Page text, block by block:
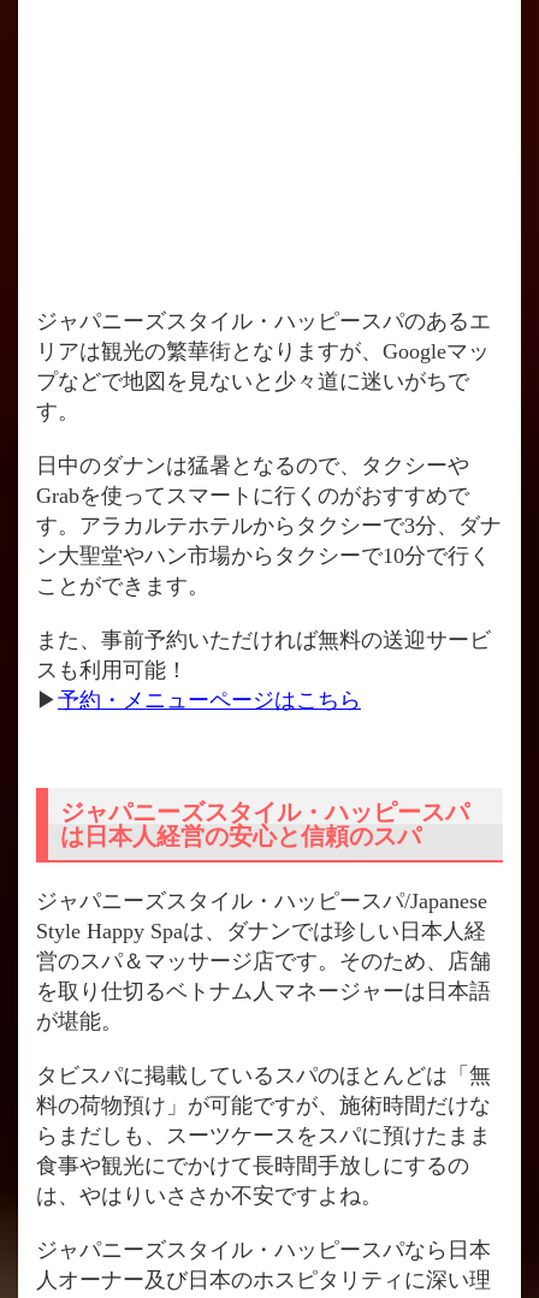
ジャパニーズスタイル・ハッピースパのあるエ
リアは観光の繁華街となりますが、Googleマッ
プなどで地図を見ないと少々道に迷いがちで
す。
日中のダナンは猛暑となるので、タクシーや
Grabを使ってスマートに行くのがおすすめで
す。アラカルテホテルからタクシーで3分、ダナ
ン大聖堂やハン市場からタクシーで10分で行く
ことができます。
また、事前予約いただければ無料の送迎サービ
スも利用可能！
▶予約・メニューページはこちら
ジャパニーズスタイル・ハッピースパ
は日本人経営の安心と信頼のスパ
ジャパニーズスタイル・ハッピースパ/Japanese
Style Happy Spaは、ダナンでは珍しい日本人経
営のスパ＆マッサージ店です。そのため、店舗
を取り仕切るベトナム人マネージャーは日本語
が堪能。
タビスパに掲載しているスパのほとんどは「無
料の荷物預け」が可能ですが、施術時間だけな
らまだしも、スーツケースをスパに預けたまま
食事や観光にでかけて長時間手放しにするの
は、やはりいささか不安ですよね。
ジャパニーズスタイル・ハッピースパなら日本
人オーナー及び日本のホスピタリティに深い理